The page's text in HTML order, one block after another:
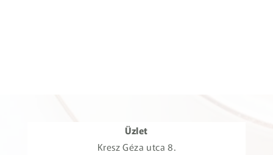
Üzlet
Kresz Géza utca 8.